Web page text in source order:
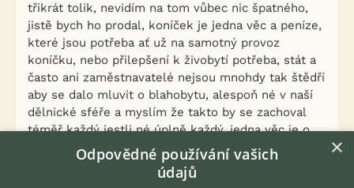
třikrát tolik, nevidím na tom vůbec nic špatného,
jistě bych ho prodal, koníček je jedna věc a peníze,
které jsou potřeba ať už na samotný provoz
koníčku, nebo přilepšení k živobytí potřeba, stát a
často ani zaměstnavatelé nejsou mnohdy tak štědří
aby se dalo mluvit o blahobytu, alespoň né v naší
dělnické sféře a myslím že takto by se zachoval
téměř každý jestli né úplně každý, jedna věc je o
tom básnit jak by toto člověk neudělal a druhá věc
je realita o které ale pravdivě nenapíše.
×
Odpovědné používání vašich
údajů